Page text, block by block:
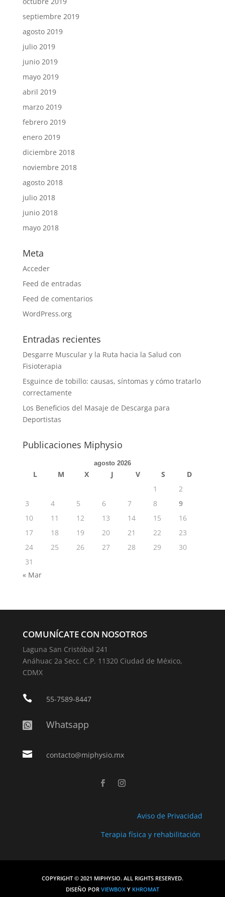
septiembre 2019
agosto 2019
julio 2019
junio 2019
mayo 2019
abril 2019
marzo 2019
febrero 2019
enero 2019
diciembre 2018
noviembre 2018
agosto 2018
julio 2018
junio 2018
mayo 2018
Meta
Acceder
Feed de entradas
Feed de comentarios
WordPress.org
Entradas recientes
Desgarre Muscular y la Ruta hacia la Salud con
Fisioterapia
Esguince de tobillo: causas, síntomas y cómo tratarlo
correctamente
Los Beneficios del Masaje de Descarga para
Deportistas
Publicaciones Miphysio
agosto 2026
L M X J V S
D
1
2
3
4 5 6 7 8
9
10
11 12 13 14 15
16
17
18 19 20 21 22
23
24
25 26 27 28 29
30
31
« Mar
COMUNÍCATE CON NOSOTROS
Laguna San Cristóbal 241
Anáhuac 2a Secc. C.P. 11320 Ciudad de México,
CDMX
 55-7589-8447
 Whatsapp
 contacto@miphysio.mx
Aviso de Privacidad
Terapia física y rehabilitación
COPYRIGHT © 2021 MIPHYSIO. ALL RIGHTS RESERVED.
DISEÑO POR VIEWBOX Y KHROMAT